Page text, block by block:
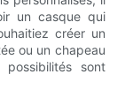
un casque qui
créer un
ou un chapeau
sont